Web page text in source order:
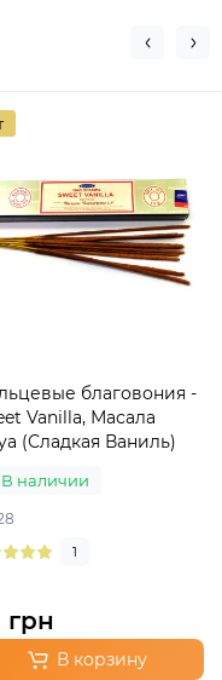
благовония -
Vanilla, Масала
(Сладкая Ваниль)
В наличии
1
грн
В корзину